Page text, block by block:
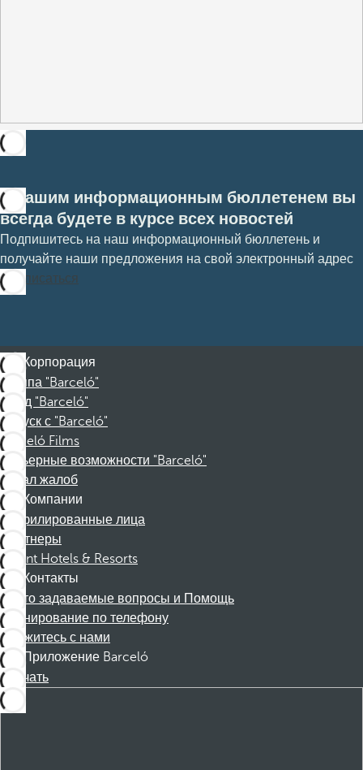
С нашим информационным бюллетенем вы
всегда будете в курсе всех новостей
Подпишитесь на наш информационный бюллетень и
получайте наши предложения на свой электронный адрес
Подписаться
Корпорация
Группа "Barceló"
Фонд "Barceló"
Отпуск с "Barceló"
Barceló Films
Карьерные возможности "Barceló"
Канал жалоб
Компании
Аффилированные лица
Партнеры
Dorint Hotels & Resorts
Контакты
Часто задаваемые вопросы и Помощь
Бронирование по телефону
Свяжитесь с нами
Приложение Barceló
Скачать